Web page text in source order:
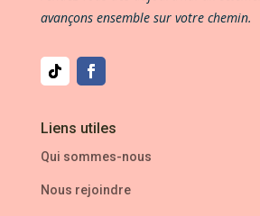
avançons ensemble sur votre chemin.
Liens utiles
Qui sommes-nous
Nous rejoindre